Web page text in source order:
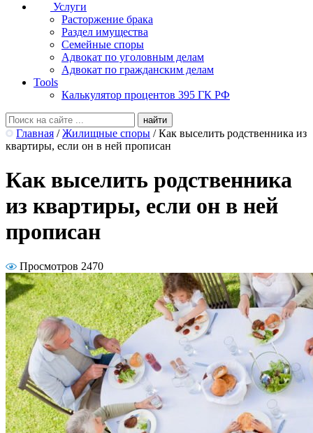
Услуги
Расторжение брака
Раздел имущества
Семейные споры
Адвокат по уголовным делам
Адвокат по гражданским делам
Tools
Калькулятор процентов 395 ГК РФ
Главная / Жилищные споры / Как выселить родственника из
квартиры, если он в ней прописан
Как выселить родственника
из квартиры, если он в ней
прописан
Просмотров 2470